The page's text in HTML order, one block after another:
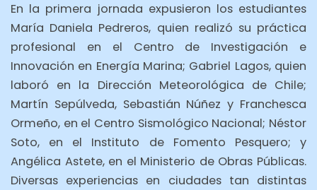
En la primera jornada expusieron los estudiantes
María Daniela Pedreros, quien realizó su práctica
profesional en el Centro de Investigación e
Innovación en Energía Marina; Gabriel Lagos, quien
laboró en la Dirección Meteorológica de Chile;
Martín Sepúlveda, Sebastián Núñez y Franchesca
Ormeño, en el Centro Sismológico Nacional; Néstor
Soto, en el Instituto de Fomento Pesquero; y
Angélica Astete, en el Ministerio de Obras Públicas.
Diversas experiencias en ciudades tan distintas